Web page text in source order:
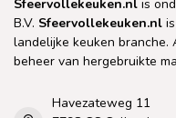
Sfeervollekeuken.nl is
B.V. Sfeervollekeuken.nl
landelijke keuken
beheer van hergebruikte
Havezateweg 11